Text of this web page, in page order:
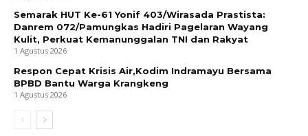
Semarak HUT Ke-61 Yonif 403/Wirasada Prastista:
Danrem 072/Pamungkas Hadiri Pagelaran Wayang
Kulit, Perkuat Kemanunggalan TNI dan Rakyat
1 Agustus 2026
Respon Cepat Krisis Air,Kodim Indramayu Bersama
BPBD Bantu Warga Krangkeng
1 Agustus 2026